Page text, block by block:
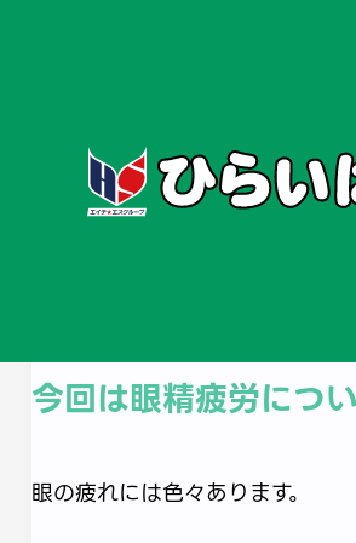
2025/6/21
今回は眼精疲労につ
眼の疲れには色々あります。